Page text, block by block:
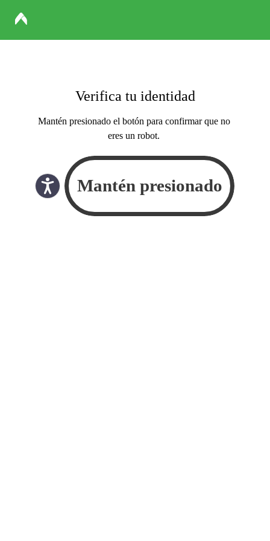
Verifica tu identidad
Mantén presionado el botón para confirmar que no
eres un robot.